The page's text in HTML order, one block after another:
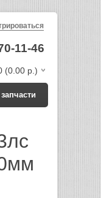
11-46
(0.00 р.)